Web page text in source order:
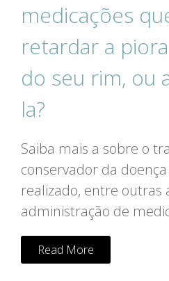
medicações
retardar a
do seu rim, ou
la?
Saiba mais a sobre o
conservador da
realizado, entre outras
administração de
Read More